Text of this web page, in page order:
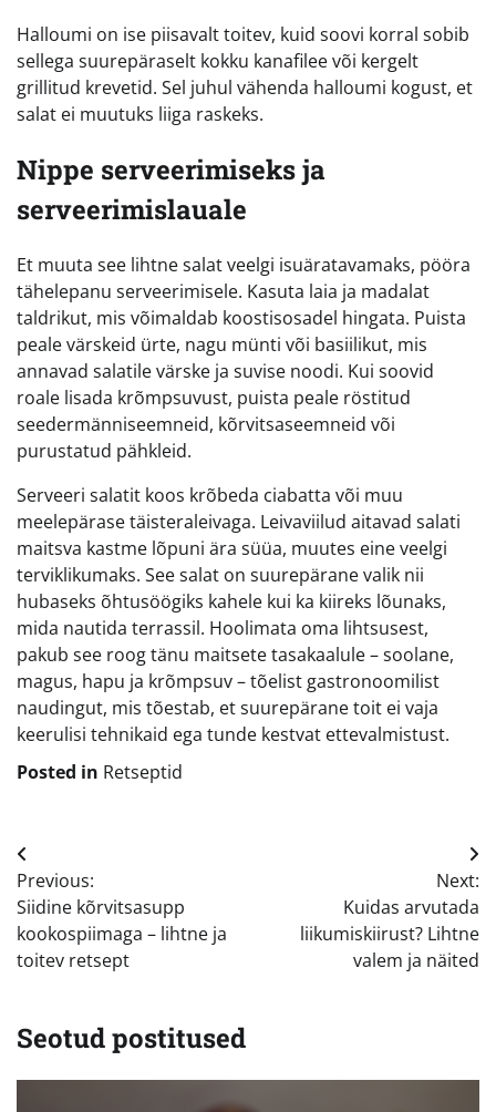
Halloumi on ise piisavalt toitev, kuid soovi korral sobib
sellega suurepäraselt kokku kanafilee või kergelt
grillitud krevetid. Sel juhul vähenda halloumi kogust, et
salat ei muutuks liiga raskeks.
Nippe serveerimiseks ja
serveerimislauale
Et muuta see lihtne salat veelgi isuäratavamaks, pööra
tähelepanu serveerimisele. Kasuta laia ja madalat
taldrikut, mis võimaldab koostisosadel hingata. Puista
peale värskeid ürte, nagu münti või basiilikut, mis
annavad salatile värske ja suvise noodi. Kui soovid
roale lisada krõmpsuvust, puista peale röstitud
seedermänniseemneid, kõrvitsaseemneid või
purustatud pähkleid.
Serveeri salatit koos krõbeda ciabatta või muu
meelepärase täisteraleivaga. Leivaviilud aitavad salati
maitsva kastme lõpuni ära süüa, muutes eine veelgi
terviklikumaks. See salat on suurepärane valik nii
hubaseks õhtusöögiks kahele kui ka kiireks lõunaks,
mida nautida terrassil. Hoolimata oma lihtsusest,
pakub see roog tänu maitsete tasakaalule – soolane,
magus, hapu ja krõmpsuv – tõelist gastronoomilist
naudingut, mis tõestab, et suurepärane toit ei vaja
keerulisi tehnikaid ega tunde kestvat ettevalmistust.
Posted in Retseptid
Navigeerimine
Previous:
Siidine kõrvitsasupp
kookospiimaga – lihtne ja
toitev retsept
Next:
Kuidas arvutada
liikumiskiirust? Lihtne
valem ja näited
Seotud postitused